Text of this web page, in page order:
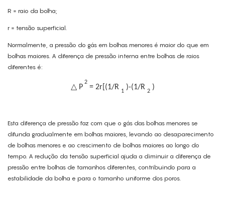
R = raio da bolha;
r = tensão superficial.
Normalmente, a pressão do gás em bolhas menores é maior do que em
bolhas maiores. A diferença de pressão interna entre bolhas de raios
diferentes é:
△ P
2
=2r[(1/R 1 )-(1/R 2)
Esta diferença de pressão faz com que o gás das bolhas menores se
difunda gradualmente em bolhas maiores, levando ao desaparecimento
de bolhas menores e ao crescimento de bolhas maiores ao longo do
tempo. A redução da tensão superficial ajuda a diminuir a diferença de
pressão entre bolhas de tamanhos diferentes, contribuindo para a
estabilidade da bolha e para o tamanho uniforme dos poros.